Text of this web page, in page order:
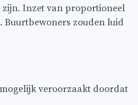
zijn. Inzet van proportioneel
Buurtbewoners zouden luid
veroorzaakt doordat